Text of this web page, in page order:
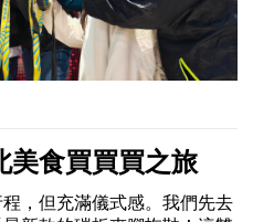
美食買買買之旅
，但充滿儀式感。我們先去